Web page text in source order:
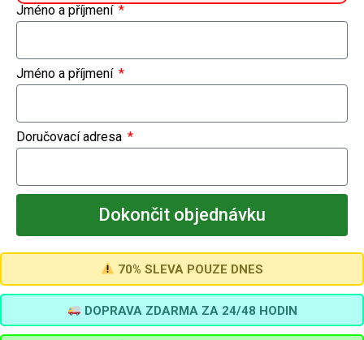
Jméno a příjmení
Jméno a příjmení
Doručovací adresa
Dokončit objednávku
70% SLEVA POUZE DNES
DOPRAVA ZDARMA ZA 24/48 HODIN